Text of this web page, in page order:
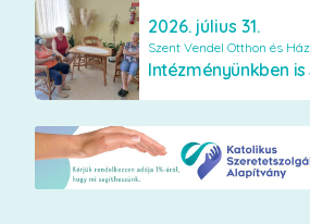
2026. július 31.
Szent Vendel Otthon és Ház